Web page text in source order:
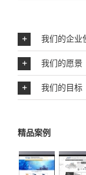
我们的企业
我们的愿景
我们的目标
精品案例